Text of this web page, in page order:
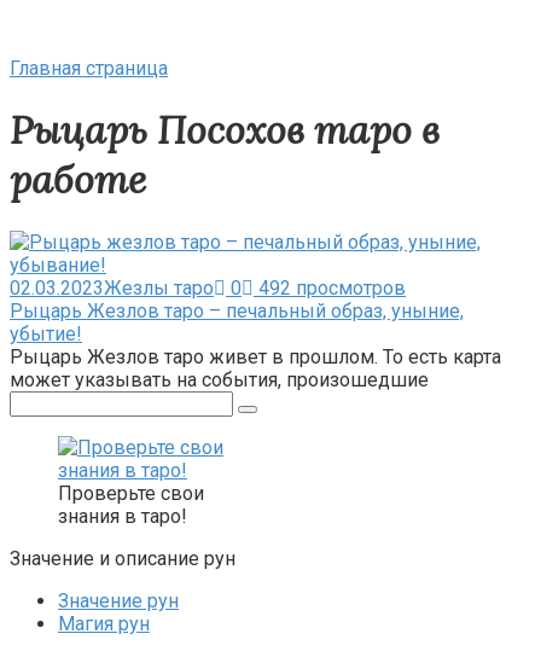
Главная страница
Рыцарь Посохов таро в
работе
02.03.2023Жезлы таро 0
492 просмотров
Рыцарь Жезлов таро – печальный образ, уныние,
убытие!
Рыцарь Жезлов таро живет в прошлом. То есть карта
может указывать на события, произошедшие
Проверьте свои
знания в таро!
Значение и описание рун
Значение рун
Магия рун